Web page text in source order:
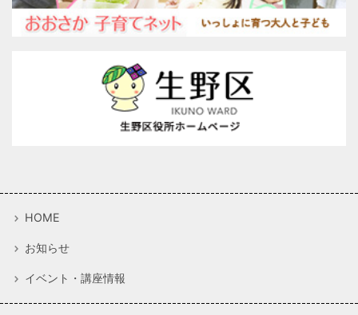
HOME
お知らせ
イベント・講座情報